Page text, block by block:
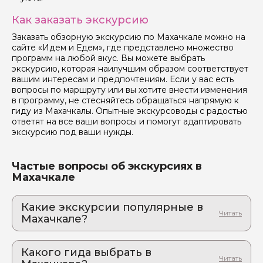
Как заказать экскурсию
Заказать обзорную экскурсию по Махачкале можно на
сайте «Идем и Едем», где представлено множество
программ на любой вкус. Вы можете выбрать
экскурсию, которая наилучшим образом соответствует
вашим интересам и предпочтениям. Если у вас есть
вопросы по маршруту или вы хотите внести изменения
в программу, не стесняйтесь обращаться напрямую к
гиду из Махачкалы. Опытные экскурсоводы с радостью
ответят на все ваши вопросы и помогут адаптировать
экскурсию под ваши нужды.
Частые вопросы об экскурсиях в
Махачкале
Какие экскурсии популярные в
Махачкале?
фильма — за один день. Авторская
экскурсия из Махачкалы и Каспийска
Какого гида выбрать в